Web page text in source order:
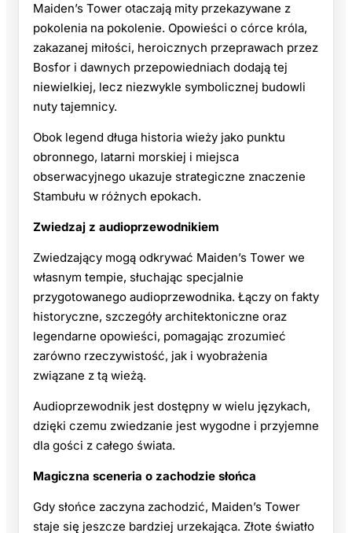
Maiden’s Tower otaczają mity przekazywane z
pokolenia na pokolenie. Opowieści o córce króla,
zakazanej miłości, heroicznych przeprawach przez
Bosfor i dawnych przepowiedniach dodają tej
niewielkiej, lecz niezwykle symbolicznej budowli
nuty tajemnicy.
Obok legend długa historia wieży jako punktu
obronnego, latarni morskiej i miejsca
obserwacyjnego ukazuje strategiczne znaczenie
Stambułu w różnych epokach.
Zwiedzaj z audioprzewodnikiem
Zwiedzający mogą odkrywać Maiden’s Tower we
własnym tempie, słuchając specjalnie
przygotowanego audioprzewodnika. Łączy on fakty
historyczne, szczegóły architektoniczne oraz
legendarne opowieści, pomagając zrozumieć
zarówno rzeczywistość, jak i wyobrażenia
związane z tą wieżą.
Audioprzewodnik jest dostępny w wielu językach,
dzięki czemu zwiedzanie jest wygodne i przyjemne
dla gości z całego świata.
Magiczna sceneria o zachodzie słońca
Gdy słońce zaczyna zachodzić, Maiden’s Tower
staje się jeszcze bardziej urzekająca. Złote światło